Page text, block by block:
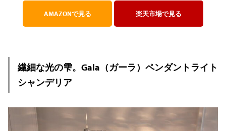
AMAZONで見る 楽天市場で見る
繊細な光の雫。Gala（ガーラ）ペンダントライト
シャンデリア